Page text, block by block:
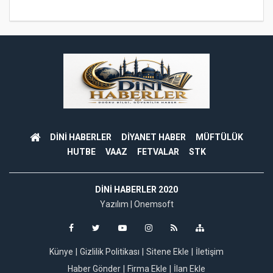
DİNİ HABERLER DİYANET HABER
MÜFTÜLÜK
HUTBE
VAAZ FETVALAR STK
DINI HABERLER 2020
Yazılım | Onemsoft
Künye Gizlilik Politikası Sitene Ekle
İletişim
Haber Gönder
Firma Ekle İlan Ekle